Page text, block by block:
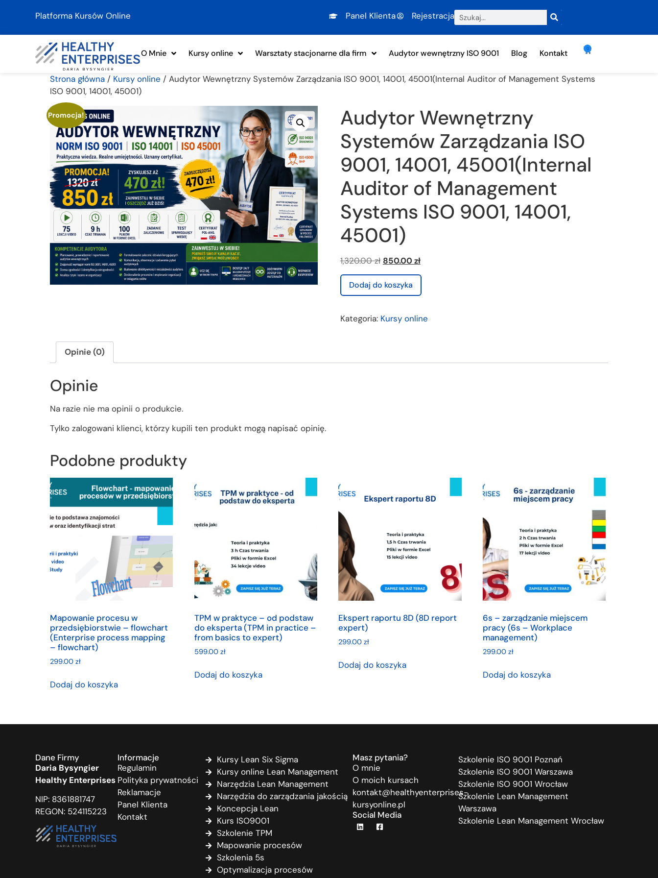
Platforma Kursów Online Panel Klienta Rejestracja
O Mnie Kursy online Warsztaty stacjonarne dla firm Audytor wewnętrzny ISO 9001 Blog Kontakt 0
Strona główna / Kursy online / Audytor Wewnętrzny Systemów Zarządzania ISO 9001, 14001, 45001(Internal Auditor of Management Systems
ISO 9001, 14001, 45001)
Promocja!
Audytor Wewnętrzny
Systemów Zarządzania ISO
9001, 14001, 45001(Internal
Auditor of Management
Systems ISO 9001, 14001,
45001)
1,320.00zł 850.00zł
Dodaj do koszyka
Kategoria: Kursy online
Opinie (0)
Opinie
Na razie nie ma opinii o produkcie.
Tylko zalogowani klienci, którzy kupili ten produkt mogą napisać opinię.
Podobne produkty
Mapowanie procesu w
przedsiębiorstwie – flowchart
(Enterprise process mapping
– flowchart)
299.00 zł
Dodaj do koszyka
TPM w praktyce – od podstaw
do eksperta (TPM in practice –
from basics to expert)
599.00 zł
Dodaj do koszyka
Ekspert raportu 8D (8D report
expert)
299.00zł
Dodaj do koszyka
6s – zarządzanie miejscem
pracy (6s – Workplace
management)
299.00zł
Dodaj do koszyka
Dane Firmy
Daria Bysyngier
Healthy Enterprises
NIP: 8361881747
REGON: 524115223
Informacje
Regulamin
Polityka prywatności
Reklamacje
Panel Klienta
Kontakt
Kursy Lean Six Sigma
Kursy online Lean Management
Narzędzia Lean Management
Narzędzia do zarządzania jakością
Koncepcja Lean
Kurs ISO9001
Szkolenie TPM
Mapowanie procesów
Szkolenia 5s
Optymalizacja procesów
Masz pytania?
O mnie
O moich kursach
kontakt@healthyenterprises-
kursyonline.pl
Social Media
Szkolenie ISO 9001 Poznań
Szkolenie ISO 9001 Warszawa
Szkolenie ISO 9001 Wrocław
Szkolenie Lean Management
Warszawa
Szkolenie Lean Management Wrocław